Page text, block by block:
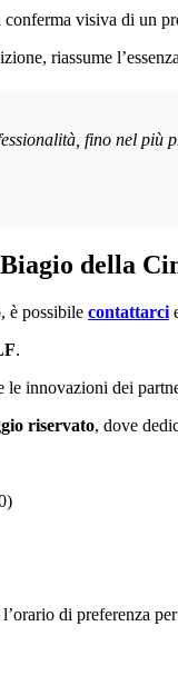
visiva di un
riassume
fino nel più
della
è possibile contattarci
.
innovazioni dei
riservato, dove
di preferenza